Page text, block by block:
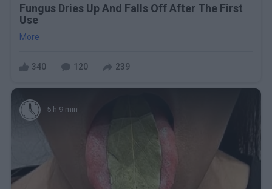
Fungus Dries Up And Falls Off After The First
Use
More
340 120 239
5 h 9 min